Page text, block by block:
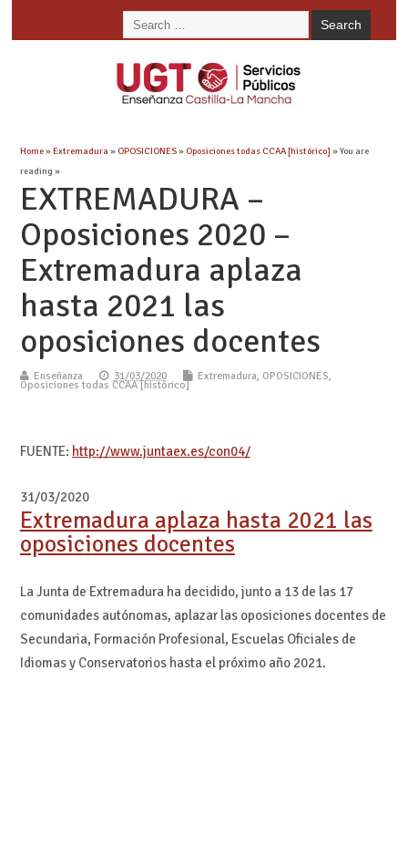
Home»Extremadura » OPOSICIONES» Oposiciones todas CCAA [histórico] » You are
reading »
EXTREMADURA –
Oposiciones 2020 –
Extremadura aplaza
hasta 2021 las
oposiciones docentes
Enseñanza 31/03/2020 Extremadura, OPOSICIONES,
Oposiciones todas CCAA [histórico]
FUENTE: http://www.juntaex.es/con04/
31/03/2020
Extremadura aplaza hasta 2021 las
oposiciones docentes
La Junta de Extremadura ha decidido, junto a 13 de las 17
comunidades autónomas, aplazar las oposiciones docentes de
Secundaria, Formación Profesional, Escuelas Oficiales de
Idiomas y Conservatorios hasta el próximo año 2021.